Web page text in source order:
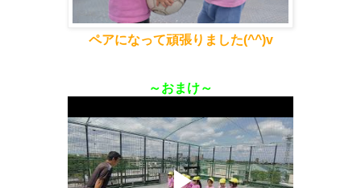
ペアになって頑張りました(^^)v
～おまけ～